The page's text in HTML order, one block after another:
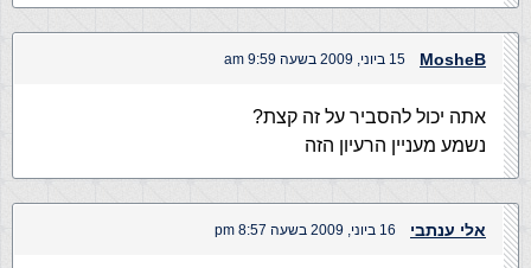
MosheB 15 ביוני, 2009 בשעה 9:59 am
אתה יכול להסביר על זה קצת?
נשמע מעניין הרעיון הזה
אלי ענתבי 16 ביוני, 2009 בשעה 8:57 pm